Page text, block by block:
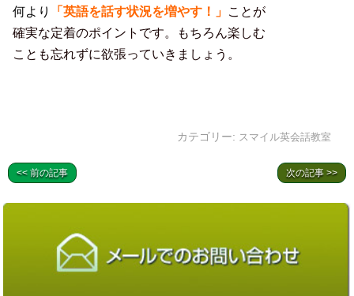
何より
「英語を話す状況を増やす！」 ことが
確実な定着のポイントです。もちろん楽しむ
ことも忘れずに欲張っていきましょう。
カテゴリー: スマイル英会話教室
<< 前の記事 次の記事 >>